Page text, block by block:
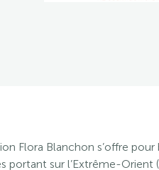
Flora Blanchon s’offre pour
portant sur l’Extrême-